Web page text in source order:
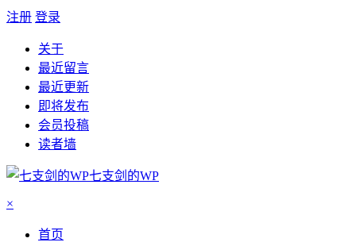
注册 登录
关于
最近留言
最近更新
即将发布
会员投稿
读者墙
七支剑的WP
×
首页